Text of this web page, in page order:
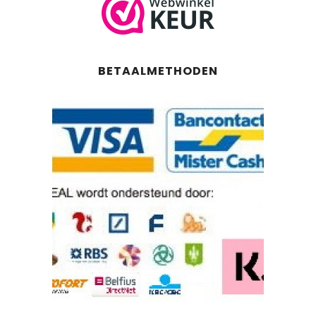
BETAALMETHODEN